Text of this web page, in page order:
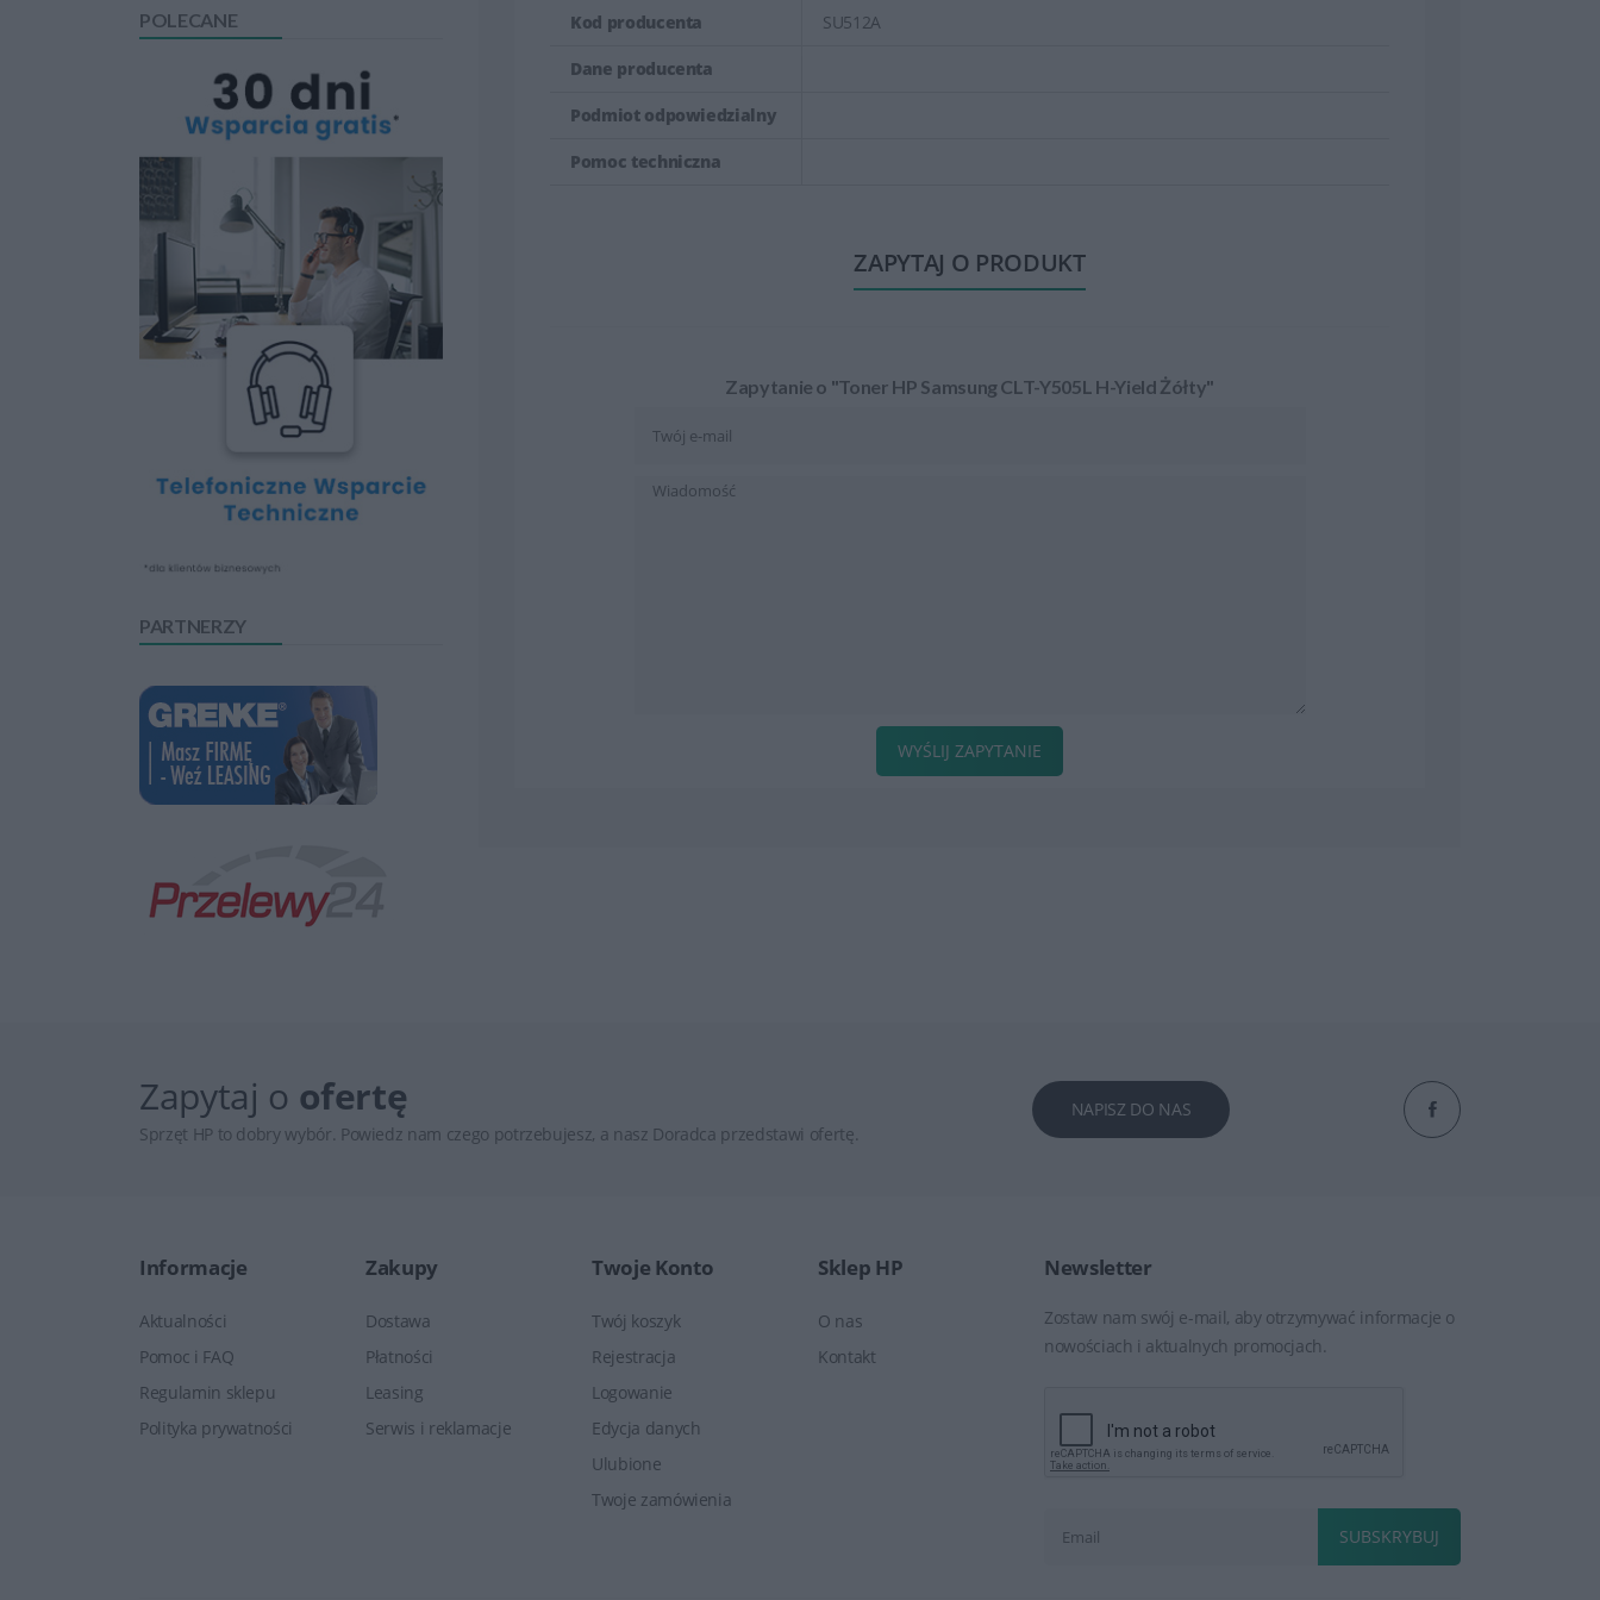
POLECANE
PARTNERZY
Kod producenta SU512A
Dane producenta
Podmiot odpowiedzialny
Pomoc techniczna
ZAPYTAJ O PRODUKT
Zapytanie o "Toner HP Samsung CLT-Y505L H-Yield Żółty"
WYŚLIJ ZAPYTANIE
Zapytaj o ofertę
Sprzęt HP to dobry wybór. Powiedz nam czego potrzebujesz, a nasz Doradca przedstawi ofertę.
NAPISZ DO NAS
Informacje
Aktualności
Pomoc i FAQ
Regulamin sklepu
Polityka prywatności
Zakupy
Dostawa
Płatności
Leasing
Serwis i reklamacje
Twoje Konto
Twój koszyk
Rejestracja
Logowanie
Edycja danych
Ulubione
Twoje zamówienia
Sklep HP
O nas
Kontakt
Newsletter
Zostaw nam swój e-mail, aby otrzymywać informacje o
nowościach i aktualnych promocjach.
SUBSKRYBUJ